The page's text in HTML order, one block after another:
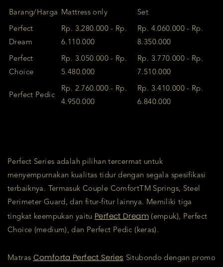
Barang/Harga Mattress only Set
Perfect
Dream
Rp. 3.280.000 - Rp.
6.110.000
Rp. 4.060.000 - Rp.
8.350.000
Perfect
Choice
Rp. 3.050.000 - Rp.
5.480.000
Rp. 3.770.000 - Rp.
7.510.000
Perfect Pedic
Rp. 2.760.000 - Rp.
4.950.000
Rp. 3.410.000 - Rp.
6.840.000
Perfect Series adalah pilihan tercermat untuk
menyempurnakan kualitas tidur dengan segala spesifikasi
terbaiknya. Termasuk Couple ComfortTM Springs, Steel
Perimeter Guard, dan fitur-fitur lainnya. Memiliki tiga
tingkat keempukan yaitu Perfect Dream(empuk), Perfect
Choice (medium), dan Perfect Pedic (keras).
Matras Comforta Perfect Series Situbondo dengan promo